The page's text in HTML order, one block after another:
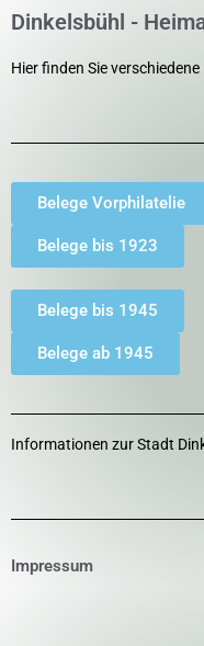
Dinkelsbühl -
Hier finden Sie
Belege Vorphilatelie
Belege bis 1923
Belege bis 1945
Belege ab 1945
Informationen zur Stadt
Impressum